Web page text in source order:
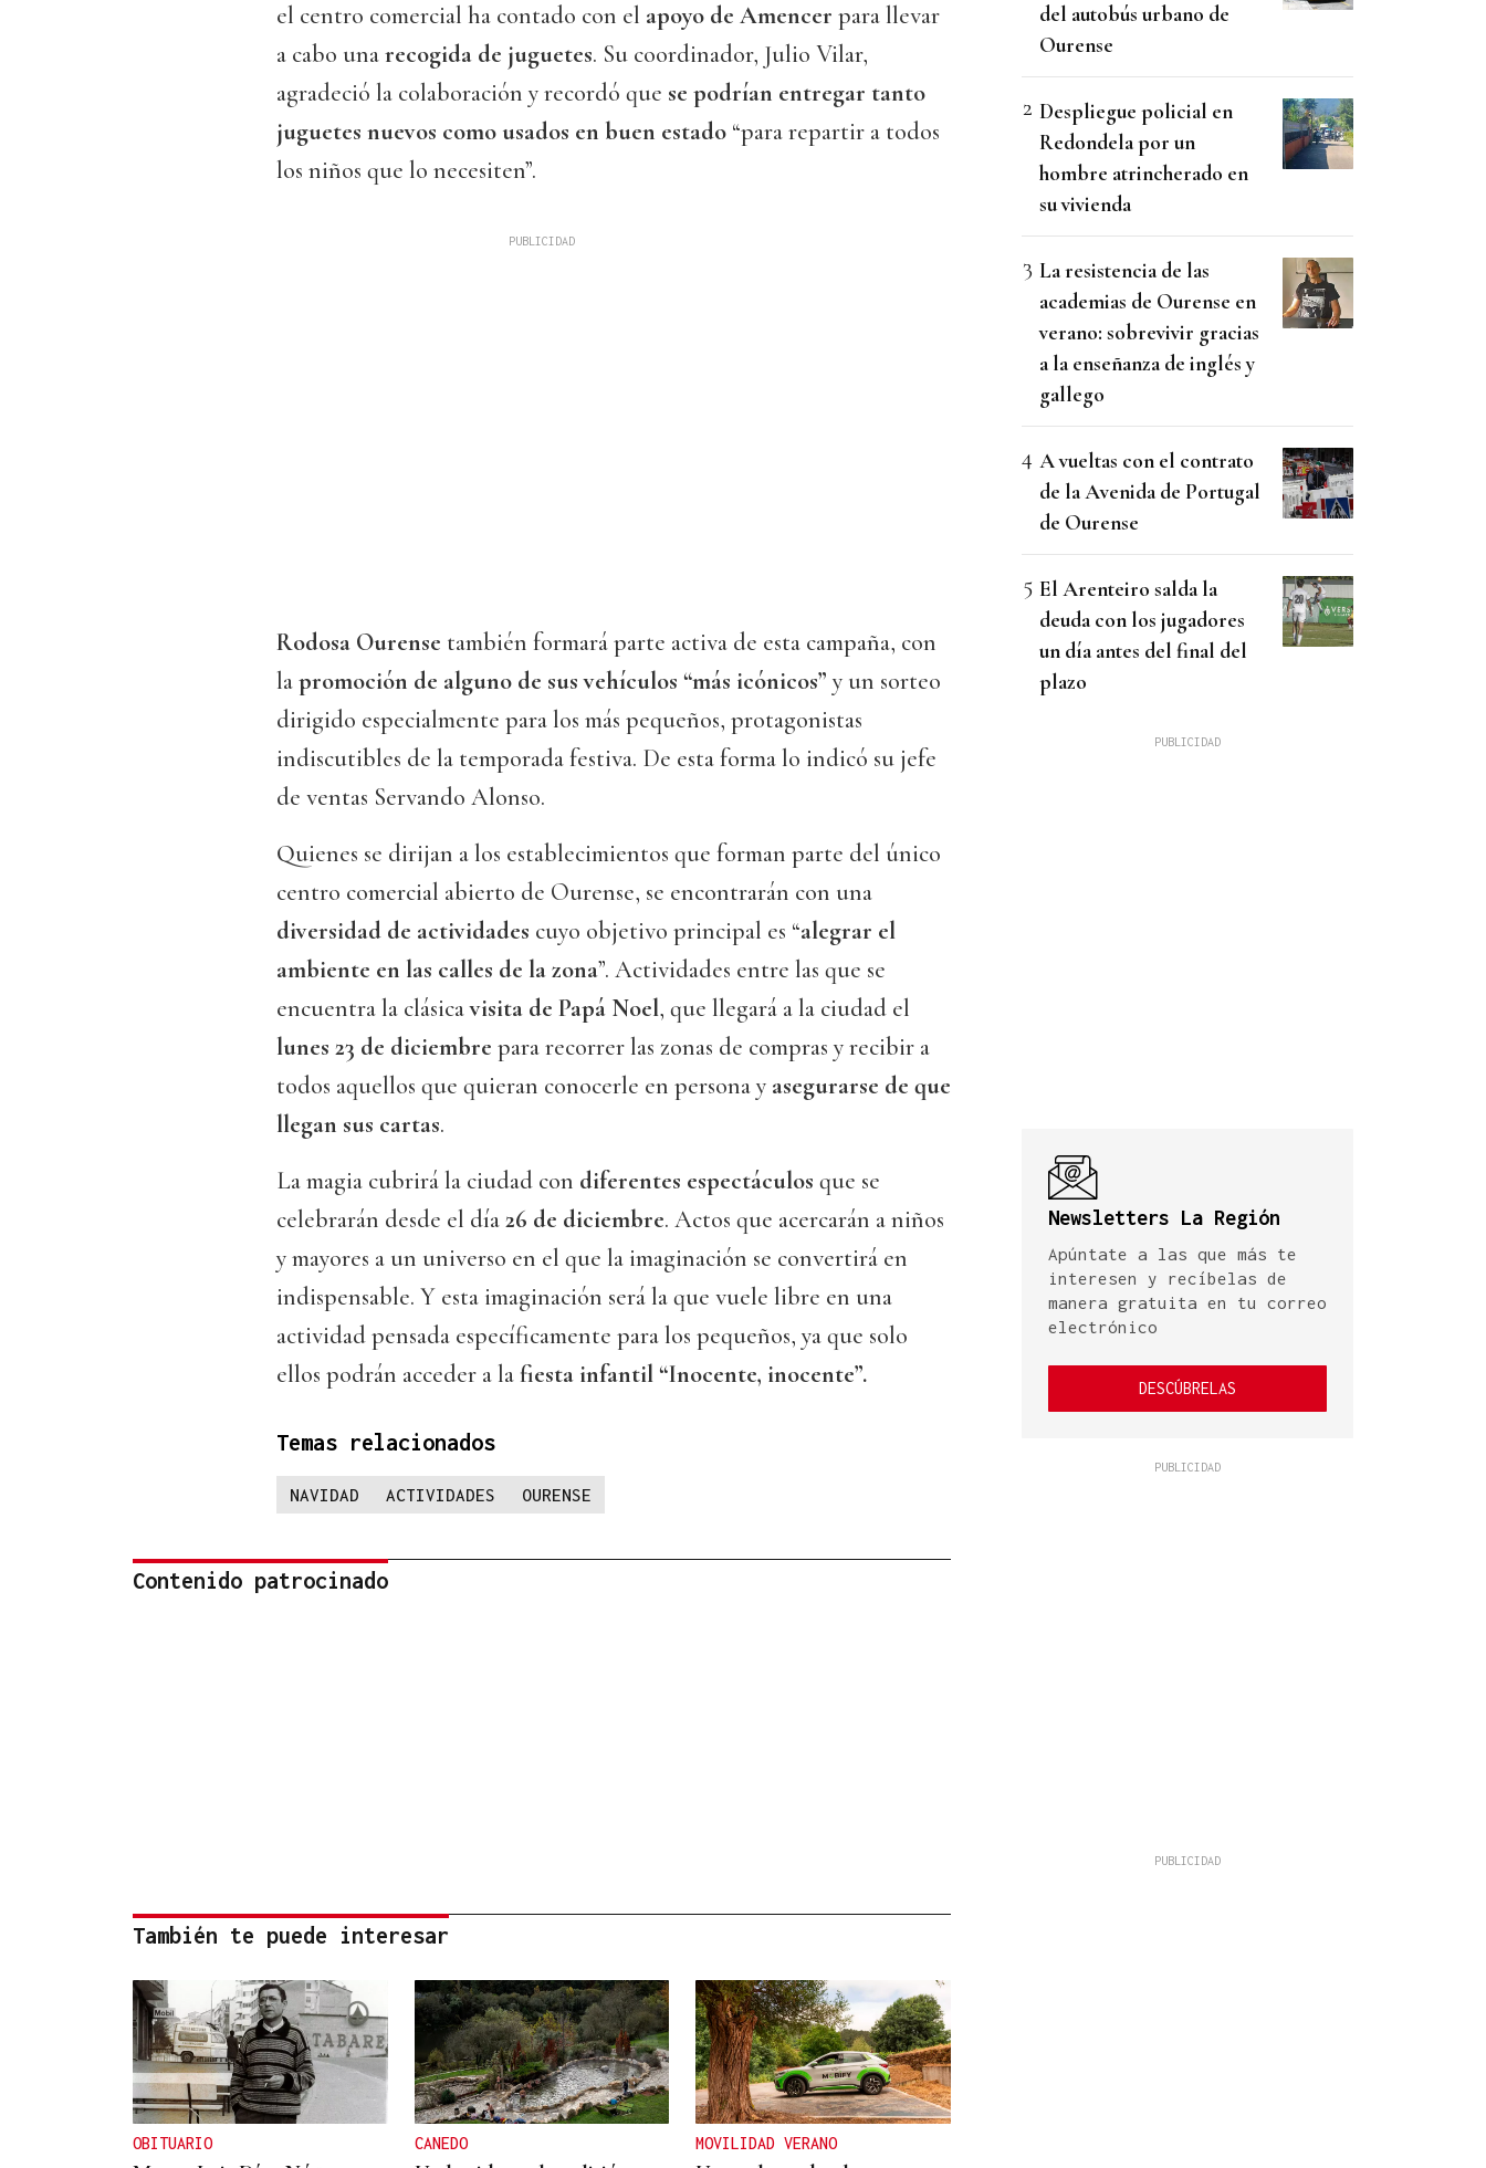
el centro comercial ha contado con el apoyo de Amencer para llevar
a cabo unarecogida de juguetes. Su coordinador, Julio Vilar,
agradeció la colaboración y recordó que se podrían entregar tanto
juguetes nuevos como usados en buen estado “para repartir a todos
los niños que lo necesiten”.
Rodosa Ourense también formará parte activa de esta campaña, con
lapromoción de alguno de sus vehículos “más icónicos” y un sorteo
dirigido especialmente para los más pequeños, protagonistas
indiscutibles de la temporada festiva. De esta forma lo indicó su jefe
de ventas Servando Alonso.
Quienes se dirijan a los establecimientos que forman parte del único
centro comercial abierto de Ourense, se encontrarán con una
diversidad de actividades cuyo objetivo principal es “alegrar el
ambiente en las calles de la zona”. Actividades entre las que se
encuentra la clásicavisita de Papá Noel, que llegará a la ciudad el
lunes 23 de diciembre para recorrer las zonas de compras y recibir a
todos aquellos que quieran conocerle en persona y asegurarse de que
llegan sus cartas.
La magia cubrirá la ciudad con diferentes espectáculos que se
celebrarán desde el día26 de diciembre. Actos que acercarán a niños
y mayores a un universo en el que la imaginación se convertirá en
indispensable. Y esta imaginación será la que vuele libre en una
actividad pensada específicamente para los pequeños, ya que solo
ellos podrán acceder a lafiesta infantil “Inocente, inocente”.
Temas relacionados
NAVIDAD ACTIVIDADES OURENSE
Contenido patrocinado
También te puede interesar
OBITUARIO CANEDO MOVILIDAD VERANO
del autobús urbano de
Ourense
Despliegue policial en
Redondela por un
hombre atrincherado en
su vivienda
La resistencia de las
academias de Ourense en
verano: sobrevivir gracias
a la enseñanza de inglés y
gallego
A vueltas con el contrato
de la Avenida de Portugal
de Ourense
El Arenteiro salda la
deuda con los jugadores
un día antes del final del
plazo
Newsletters La Región
Apúntate a las que más te
interesen y recíbelas de
manera gratuita en tu correo
electrónico
DESCÚBRELAS